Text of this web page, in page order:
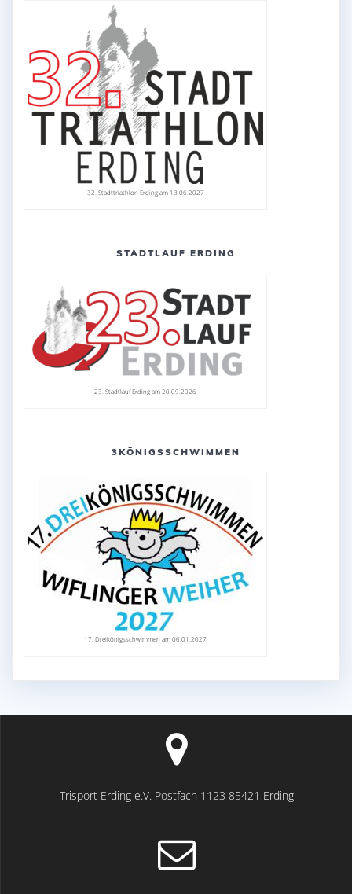
32. Stadttriathlon Erding am 13.06.2027
STADTLAUF ERDING
23. Stadtlauf Erding am 20.09.2026
3KÖNIGSSCHWIMMEN
17. Dreikönigsschwimmen am 06.01.2027
Trisport Erding e.V. Postfach 1123 85421 Erding